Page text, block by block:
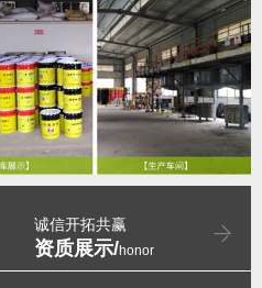
诚信开拓共赢
资质展示/honor